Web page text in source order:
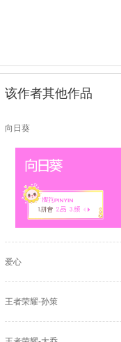
该作者其他作品
向日葵
爱心
王者荣耀-孙策